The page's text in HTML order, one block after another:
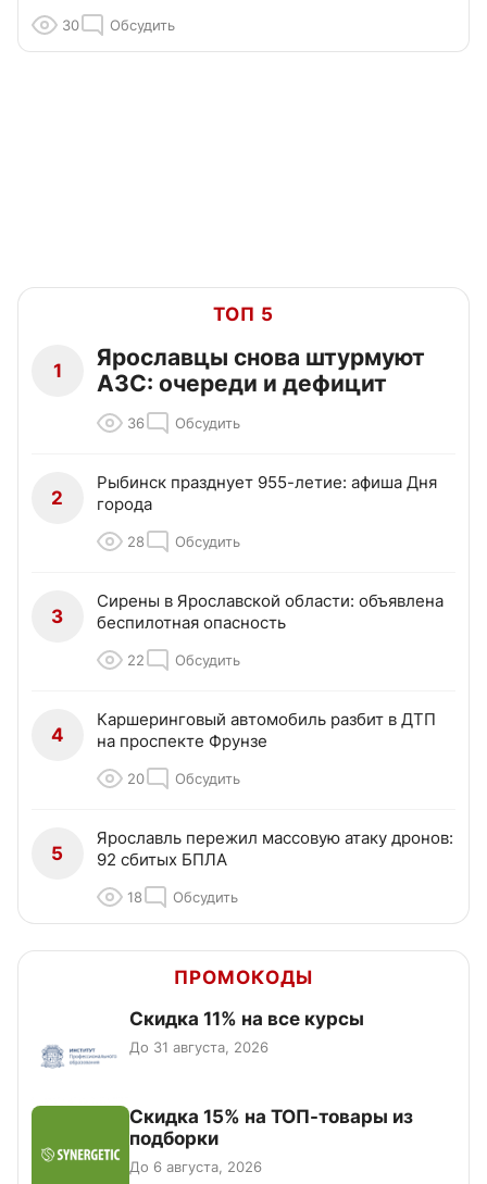
30 Обсудить
ТОП 5
1
Ярославцы снова штурмуют
АЗС: очереди и дефицит
36 Обсудить
2
Рыбинск празднует 955-летие: афиша Дня
города
28 Обсудить
3
Сирены в Ярославской области: объявлена
беспилотная опасность
22 Обсудить
4
Каршеринговый автомобиль разбит в ДТП
на проспекте Фрунзе
20 Обсудить
5
Ярославль пережил массовую атаку дронов:
92 сбитых БПЛА
18 Обсудить
ПРОМОКОДЫ
Скидка 11% на все курсы
До 31 августа, 2026
Скидка 15% на ТОП-товары из
подборки
До 6 августа, 2026